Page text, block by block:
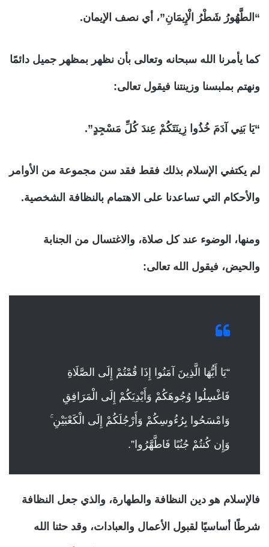
“الطَّهُورُ شَطْرُ الْإِيمَانِ”، أي نصف الإيمان.
كما يأمرنا الله سبحانه وتعالى بأن نظهر بمظهر جميل دائمًا
ونهتم بملبسنا وزينتنا فيقول تعالى:
“يَا بَنِي آدَمَ خُذُوا زِينَتَكُمْ عِندَ كُلِّ مَسْجِدٍ”.
لم يكتفي الإسلام بذلك فقط فقد سن مجموعة من الأوامر
والأحكام التي تساعدنا على الاهتمام بالنظافة الشخصية.
ومنها، الوضوء عند كل صلاة، والاغتسال من الجنابة
والحيض، فيقول الله تعالى:
“يَا أَيُّهَا الَّذِينَ آمَنُوا إِذَا قُمْتُمْ إِلَى الصَّلَاةِ
فَاغْسِلُوا وُجُوهَكُمْ وَأَيْدِيَكُمْ إِلَى الْمَرَافِقِ
وَامْسَحُوا بِرُءُوسِكُمْ وَأَرْجُلَكُمْ إِلَى الْكَعْبَيْنِ ۚ
وَإِن كُنتُمْ جُنُبًا فَاطَّهَّرُوا”.
فالإسلام هو دين النظافة والطهارة، والذي جعل النظافة
شرطًا أساسيًا لقبول الأعمال والعبادات، وقد حثنا الله